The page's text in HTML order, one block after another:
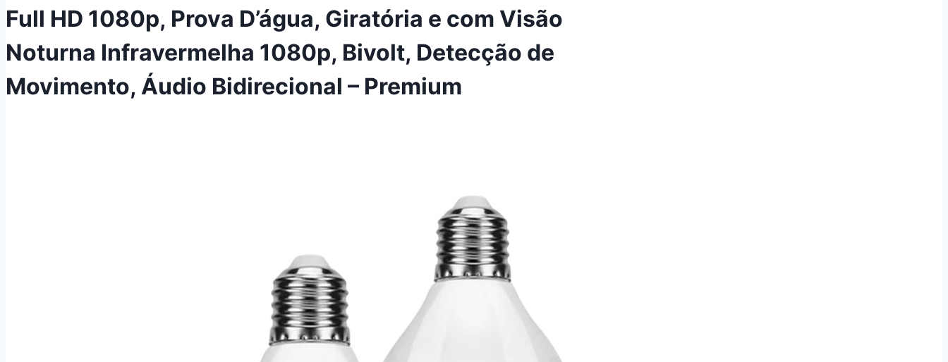
Full HD 1080p, Prova D’água, Giratória e com Visão
Noturna Infravermelha 1080p, Bivolt, Detecção de
Movimento, Áudio Bidirecional – Premium